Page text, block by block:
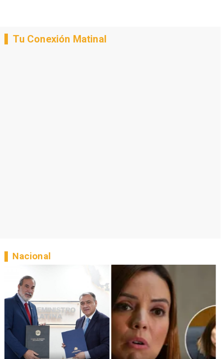
Tu Conexión Matinal
Nacional